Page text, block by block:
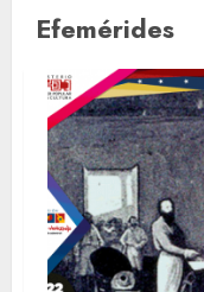
Efemérides